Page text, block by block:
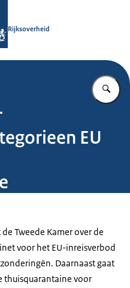
Rijksoverheid
EU
Tweede Kamer over de
voor het EU-inreisverbod
Daarnaast gaat
thuisquarantaine voor